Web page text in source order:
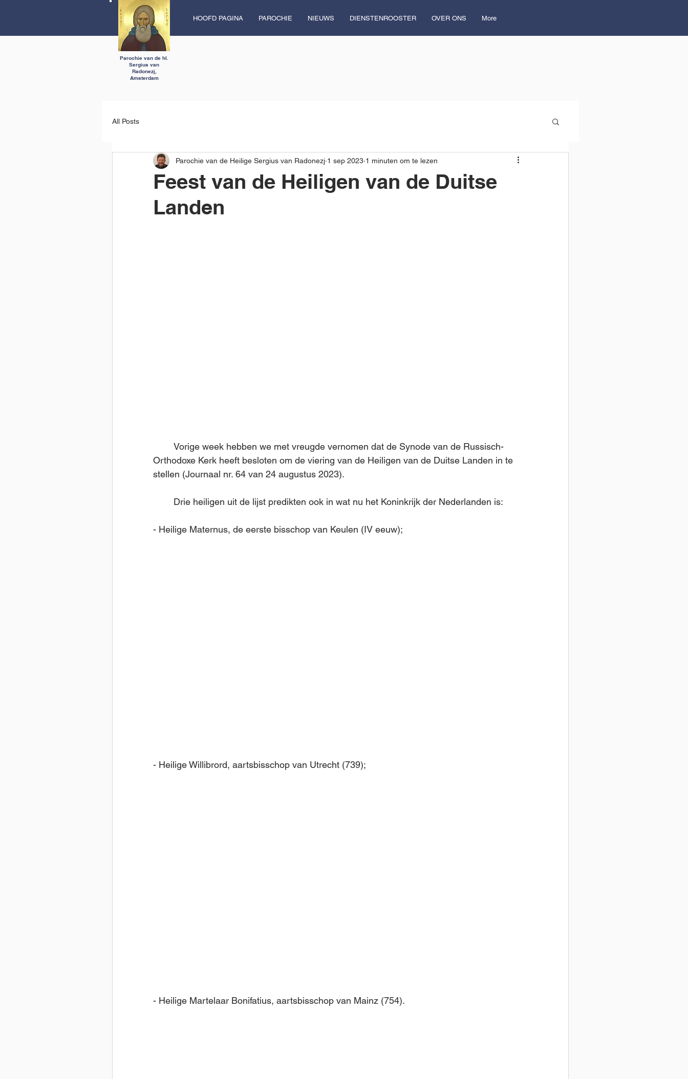
HOOFD PAGINA PAROCHIE NIEUWS DIENSTENROOSTER OVER ONS More
All Posts
Feest van de Heiligen van de Duitse
Landеn
Parochie van de Heilige Sergius van Radonezj 1 sep 2023 1 minuten om te lezen
Orthodoxe Kerk heeft besloten om de viering van de Heiligen van de Duitse Landen in te
stellen (Journaal nr. 64 van 24 augustus 2023).
	Drie heiligen uit de lijst predikten ook in wat nu het Koninkrijk der Nederlanden is:
- Heilige Maternus, de eerste bisschop van Keulen (IV eeuw);
- Heilige Willibrord, aartsbisschop van Utrecht (739);
- Heilige Martelaar Bonifatius, aartsbisschop van Mainz (754).
Parochie van de hl.
Sergius van
Radonezj,
Amsterdam